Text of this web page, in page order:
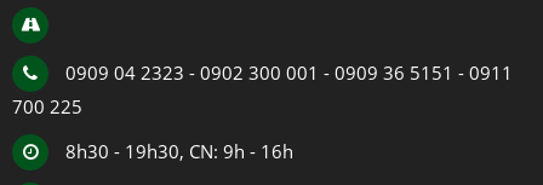
0909 04 2323 - 0902 300 001 - 0909 36 5151 - 0911
700 225
8h30 - 19h30, CN: 9h - 16h